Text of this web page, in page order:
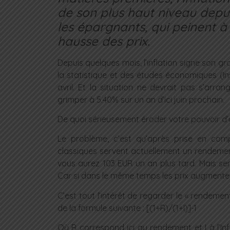
de son plus haut niveau
les épargnants, qui peinent
hausse des prix.
Depuis quelques mois, l’inflation signe son
la statistique et des études économiques
avril. Et la situation ne devrait pas
grimper à 5.40% sur un an d’ici juin prochain.
De quoi sérieusement éroder votre pouvoir
Le problème, c’est qu’après prise en
classiques servent actuellement un
vous aurez 103 EUR un an plus tard. Mais
Car si dans le même temps les prix
C’est tout l’intérêt de regarder le «
de la formule suivante : [(1+R)/(1+I)]-1
Où R correspond ici au rendement et I à